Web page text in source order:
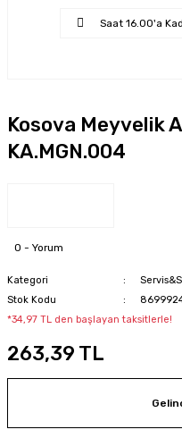
Saat 16.00'a
Kosova Meyvelik
KA.MGN.004
0 - Yorum
Kategori
Stok Kodu
*34,97 TL den başlayan taksitlerle!
263,39 TL